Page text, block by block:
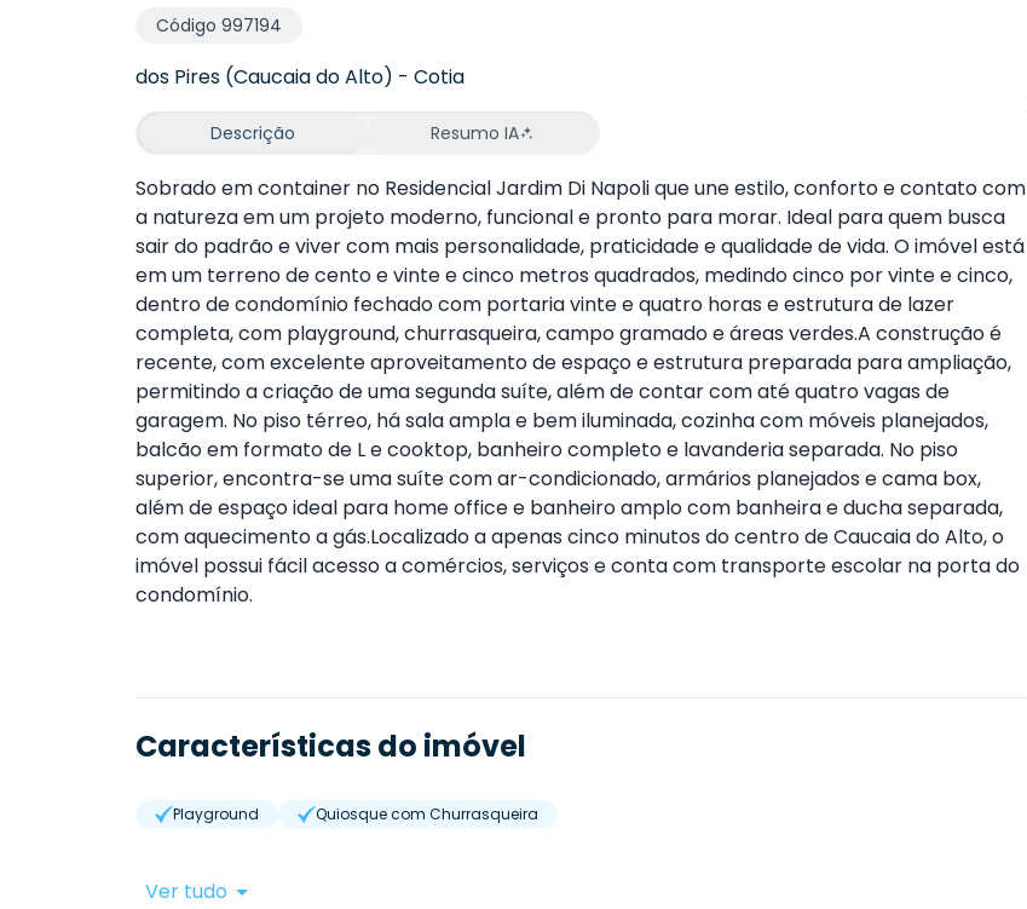
Código 997194
dos Pires (Caucaia do Alto) - Cotia
Descrição Resumo IA
Sobrado em container no Residencial Jardim Di Napoli que une estilo, conforto e contato com
a natureza em um projeto moderno, funcional e pronto para morar. Ideal para quem busca
sair do padrão e viver com mais personalidade, praticidade e qualidade de vida. O imóvel está
em um terreno de cento e vinte e cinco metros quadrados, medindo cinco por vinte e cinco,
dentro de condomínio fechado com portaria vinte e quatro horas e estrutura de lazer
completa, com playground, churrasqueira, campo gramado e áreas verdes.A construção é
recente, com excelente aproveitamento de espaço e estrutura preparada para ampliação,
permitindo a criação de uma segunda suíte, além de contar com até quatro vagas de
garagem. No piso térreo, há sala ampla e bem iluminada, cozinha com móveis planejados,
balcão em formato de L e cooktop, banheiro completo e lavanderia separada. No piso
superior, encontra-se uma suíte com ar-condicionado, armários planejados e cama box,
além de espaço ideal para home office e banheiro amplo com banheira e ducha separada,
com aquecimento a gás.Localizado a apenas cinco minutos do centro de Caucaia do Alto, o
imóvel possui fácil acesso a comércios, serviços e conta com transporte escolar na porta do
condomínio.
Características do imóvel
Playground Quiosque com Churrasqueira
Ver tudo